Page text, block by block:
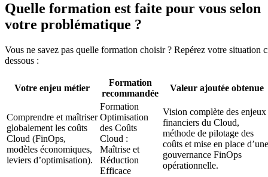
Quelle formation est faite pour vous selon
votre problématique ?
Vous ne savez pas quelle formation choisir ? Repérez votre situation
dessous :
Votre enjeu métier
Formation
recommandée
Valeur ajoutée obtenue
Comprendre et maîtriser
globalement les coûts
Cloud (FinOps,
modèles économiques,
leviers d’optimisation).
Formation
Optimisation
des Coûts
Cloud :
Maîtrise et
Réduction
Efficace
Vision complète des enjeux
financiers du Cloud,
méthode de pilotage des
coûts et mise en place d’une
gouvernance FinOps
opérationnelle.